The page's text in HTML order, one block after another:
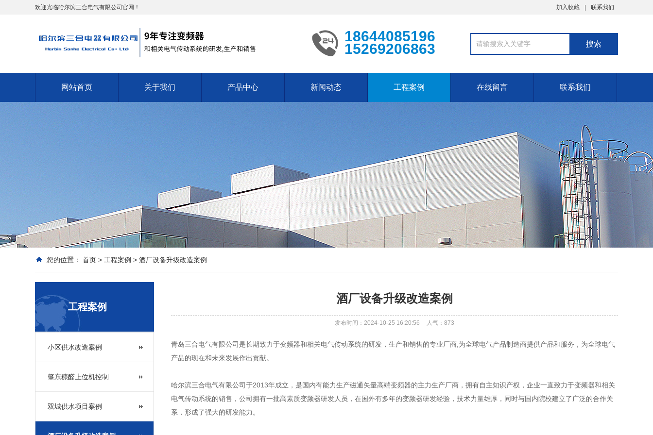
欢迎光临哈尔滨三合电气有限公司官网！ 加入收藏 联系我们
18644085196
15269206863
网站首页 关于我们 产品中心 新闻动态 工程案例 在线留言 联系我们
您的位置： 首页 > 工程案例 > 酒厂设备升级改造案例
工程案例
小区供水改造案例
肇东糠醛上位机控制
双城供水项目案例
酒厂设备升级改造案例
发布时间：2024-10-25 16:20:56 人气： 873
青岛三合电气有限公司是长期致力于变频器和相关电气传动系统的研发，生产和销售的专业厂商,为全球电气产品制造商提供产品和服务，为全球电气
产品的现在和未来发展作出贡献。
哈尔滨三合电气有限公司于2013年成立，是国内有能力生产磁通矢量高端变频器的主力生产厂商，拥有自主知识产权，企业一直致力于变频器和相关
电气传动系统的销售，公司拥有一批高素质变频器研发人员，在国外有多年的变频器研发经验，技术力量雄厚，同时与国内院校建立了广泛的合作关
系，形成了强大的研发能力。